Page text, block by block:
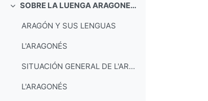
Colapsar SOBRE LA LUENGA ARAGONESA
ARAGÓN Y SUS LENGUAS
L'ARAGONÉS
SITUACIÓN GENERAL DE L'ARAGONÉS (ANVISTAS (1))
L'ARAGONÉS